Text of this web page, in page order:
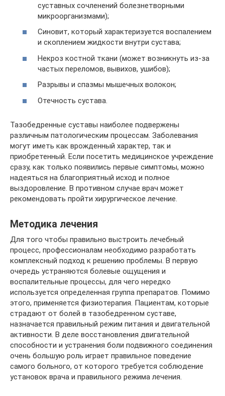
суставных сочленений болезнетворными
микроорганизмами);
Синовит, который характеризуется воспалением
и скоплением жидкости внутри сустава;
Некроз костной ткани (может возникнуть из-за
частых переломов, вывихов, ушибов);
Разрывы и спазмы мышечных волокон;
Отечность сустава.
Тазобедренные суставы наиболее подвержены
различным патологическим процессам. Заболевания
могут иметь как врожденный характер, так и
приобретенный. Если посетить медицинское учреждение
сразу, как только появились первые симптомы, можно
надеяться на благоприятный исход и полное
выздоровление. В противном случае врач может
рекомендовать пройти хирургическое лечение.
Методика лечения
Для того чтобы правильно выстроить лечебный
процесс, профессионалам необходимо разработать
комплексный подход к решению проблемы. В первую
очередь устраняются болевые ощущения и
воспалительные процессы, для чего нередко
используется определенная группа препаратов. Помимо
этого, применяется физиотерапия. Пациентам, которые
страдают от болей в тазобедренном суставе,
назначается правильный режим питания и двигательной
активности. В деле восстановления двигательной
способности и устранения боли подвижного соединения
очень большую роль играет правильное поведение
самого больного, от которого требуется соблюдение
установок врача и правильного режима лечения.